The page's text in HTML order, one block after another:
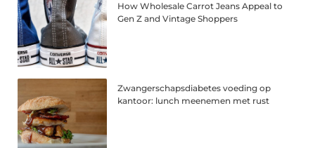
How Wholesale Carrot Jeans Appeal to
Gen Z and Vintage Shoppers
Zwangerschapsdiabetes voeding op
kantoor: lunch meenemen met rust